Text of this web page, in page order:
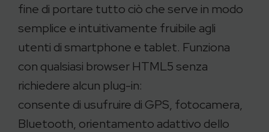
fine di portare tutto ciò che serve in modo
semplice e intuitivamente fruibile agli
utenti di smartphone e tablet. Funziona
con qualsiasi browser HTML5 senza
richiedere alcun plug-in:
consente di usufruire di GPS, fotocamera,
Bluetooth, orientamento adattivo dello